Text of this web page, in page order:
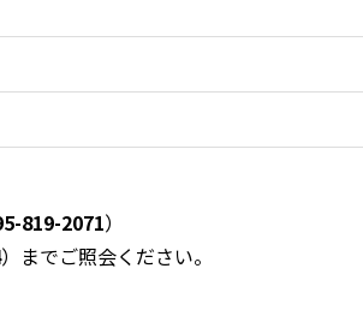
819-2071）
）までご照会ください。